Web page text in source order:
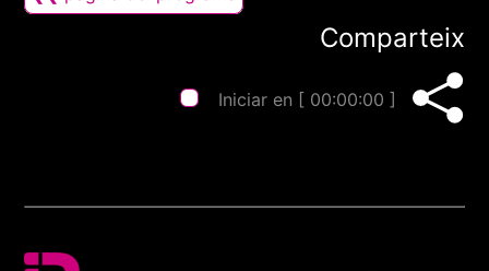
Comparteix
Iniciar en [ 00:00:00 ]